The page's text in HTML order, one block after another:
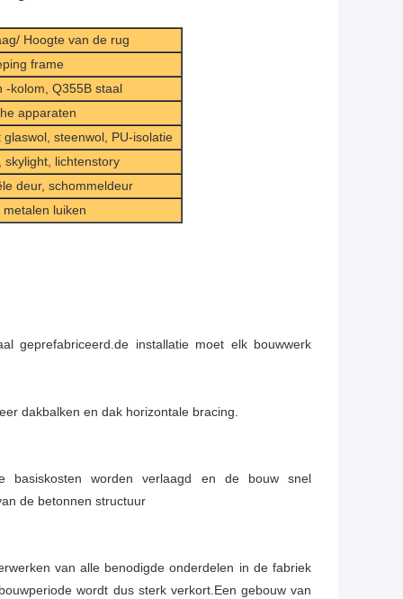
Hoogte van de rug
frame
-kolom, Q355B staal
apparaten
steenwol, PU-isolatie
skylight, lichtenstory
deur, schommeldeur
luiken
geprefabriceerd.de installatie moet elk bouwwerk
dakbalken en dak horizontale bracing.
basiskosten worden verlaagd en de bouw snel
de betonnen structuur
van alle benodigde onderdelen in de fabriek
wordt dus sterk verkort.Een gebouw van